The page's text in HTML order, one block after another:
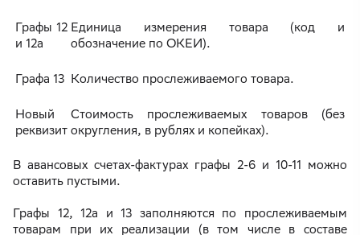
Графы 12
и 12а
Единица измерения товара (код и
обозначение по ОКЕИ).
Графа 13 Количество прослеживаемого товара.
Новый
реквизит
Стоимость прослеживаемых товаров (без
округления, в рублях и копейках).
В авансовых счетах-фактурах графы 2-6 и 10-11 можно
оставить пустыми.
Графы 12, 12а и 13 заполняются по прослеживаемым
товарам при их реализации (в том числе в составе